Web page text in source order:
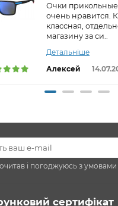
Очки
очень нравится.
классная,
магазину за си..
Детальніше
Алексей
і погоджуюсь з умовами
сертифікат